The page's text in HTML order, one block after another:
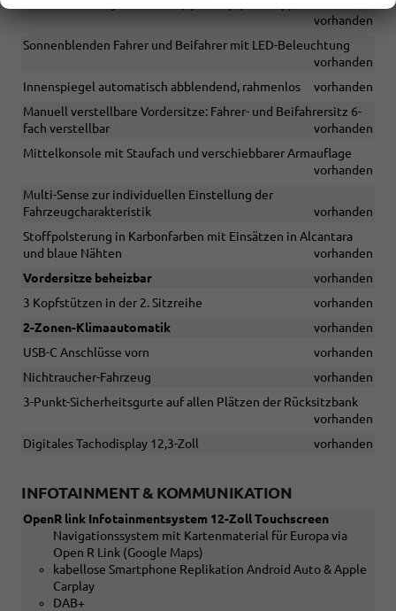
vorhanden
Sonnenblenden Fahrer und Beifahrer mit LED-Beleuchtung
vorhanden
Innenspiegel automatisch abblendend, rahmenlos
vorhanden
Manuell verstellbare Vordersitze: Fahrer- und Beifahrersitz 6-
fach verstellbar
vorhanden
Mittelkonsole mit Staufach und verschiebbarer Armauflage
vorhanden
Multi-Sense zur individuellen Einstellung der
Fahrzeugcharakteristik
vorhanden
Stoffpolsterung in Karbonfarben mit Einsätzen in Alcantara
und blaue Nähten
vorhanden
Vordersitze beheizbar
vorhanden
3 Kopfstützen in der 2. Sitzreihe
vorhanden
2-Zonen-Klimaautomatik
vorhanden
USB-C Anschlüsse vorn
vorhanden
Nichtraucher-Fahrzeug
vorhanden
3-Punkt-Sicherheitsgurte auf allen Plätzen der Rücksitzbank
vorhanden
Digitales Tachodisplay 12,3-Zoll
vorhanden
INFOTAINMENT & KOMMUNIKATION
OpenR link Infotainmentsystem 12-Zoll Touchscreen
Navigationssystem mit Kartenmaterial für Europa via
Open R Link (Google Maps)
kabellose Smartphone Replikation Android Auto & Apple
Carplay
DAB+